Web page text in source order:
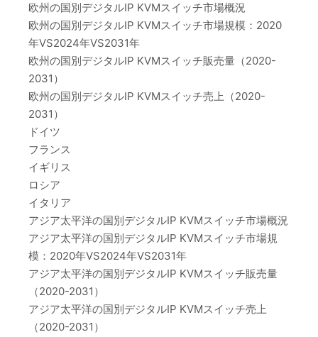
欧州の国別デジタルIP KVMスイッチ市場概況
欧州の国別デジタルIP KVMスイッチ市場規模：2020
年VS2024年VS2031年
欧州の国別デジタルIP KVMスイッチ販売量（2020-
2031）
欧州の国別デジタルIP KVMスイッチ売上（2020-
2031）
ドイツ
フランス
イギリス
ロシア
イタリア
アジア太平洋の国別デジタルIP KVMスイッチ市場概況
アジア太平洋の国別デジタルIP KVMスイッチ市場規
模：2020年VS2024年VS2031年
アジア太平洋の国別デジタルIP KVMスイッチ販売量
（2020-2031）
アジア太平洋の国別デジタルIP KVMスイッチ売上
（2020-2031）